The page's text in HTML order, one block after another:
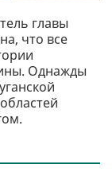
главы
что все
Однажды